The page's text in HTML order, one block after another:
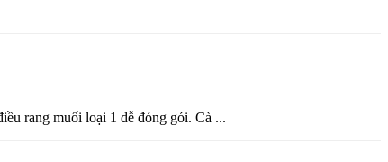
rang muối loại 1 dễ đóng gói. Cà ...